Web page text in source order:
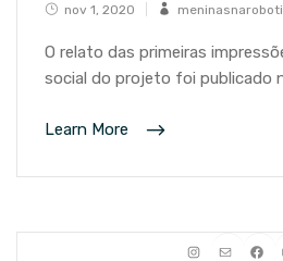
nov 1, 2020
O relato das primeiras
social do projeto foi publicado
Learn More